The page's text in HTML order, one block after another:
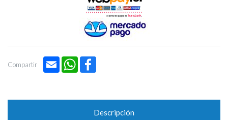
Compartir Email WhatsApp
Descripción